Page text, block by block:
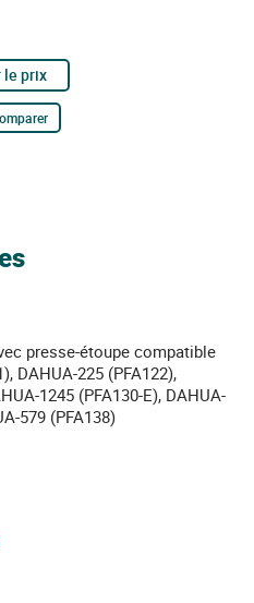
le prix
presse-étoupe compatible
DAHUA-225 (PFA122),
1245 (PFA130-E), DAHUA-
579 (PFA138)